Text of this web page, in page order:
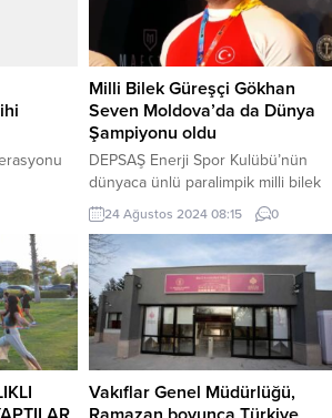
Karadeniz önderliğinde, Alpagut
Turan Federasyonu Başkan
yardımcısı Ali Işıldak, As Başkan
Yunus Arabacı, Koordinasyon
Başkanı Hasan Çağlar, Kurumsal
İlişkilerden Sorumlu...
6
genç
sunuyor.
iki
İSTANBUL
Milli Bilek Güreşçi Gökhan
Seven Moldova’da da Dünya
Şampiyonu oldu
DEPSAŞ Enerji Spor Kulübü’nün
dünyaca ünlü paralimpik milli bilek
güreşi sporcusu Gökhan Seven,
15-25 Ağustos 2024 tarihleri
arasında Moldova’nın Kişinev
şehrinde düzenlenen 45’inci bilek
güreşi şampiyonasında dünya
şampiyonu olarak altın madalya
kazandı. Hem sağ hem de sol kolda
tek dünya şampiyonu unvanını
taşıyan Seven, bu vesileyle
ülkemize 30’uncu uluslararası
24 Ağustos 2024 08:15 0
Vakıflar Genel Müdürlüğü,